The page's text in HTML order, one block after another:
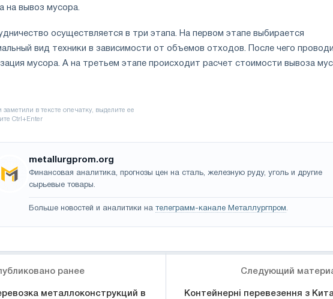
на вывоз мусора.
осуществляется в три этапа. На первом этапе выбирается
вид техники в зависимости от объемов отходов. После чего
мусора. А на третьем этапе происходит расчет стоимости вывоза
metallurgprom.org
Финансовая аналитика, прогнозы цен на сталь, железную руду, уголь и другие
сырьевые товары.
Больше новостей и аналитики на телеграмм-канале Металлургпром.
ранее
металлоконструкций в
Следующий
Контейнерні перевезення з